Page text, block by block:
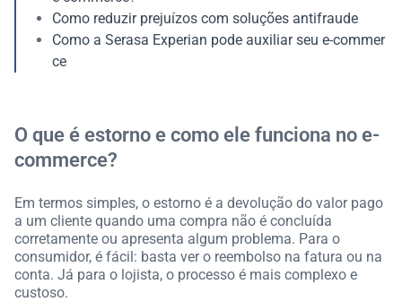
Como reduzir prejuízos com soluções antifraude
Como a Serasa Experian pode auxiliar seu e-commer
ce
O que é estorno e como ele funciona no e-
commerce?
Em termos simples, o estorno é a devolução do valor pago
a um cliente quando uma compra não é concluída
corretamente ou apresenta algum problema. Para o
consumidor, é fácil: basta ver o reembolso na fatura ou na
conta. Já para o lojista, o processo é mais complexo e
custoso.